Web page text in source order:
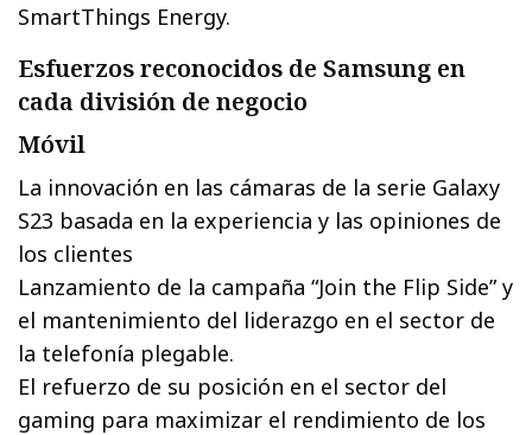
SmartThings Energy.
Esfuerzos reconocidos de Samsung en
cada división de negocio
Móvil
La innovación en las cámaras de la serie Galaxy
S23 basada en la experiencia y las opiniones de
los clientes
Lanzamiento de la campaña “Join the Flip Side” y
el mantenimiento del liderazgo en el sector de
la telefonía plegable.
El refuerzo de su posición en el sector del
gaming para maximizar el rendimiento de los